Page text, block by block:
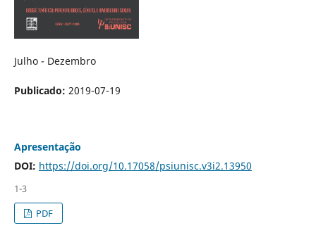
Julho - Dezembro
Publicado: 2019-07-19
Apresentação
DOI: https://doi.org/10.17058/psiunisc.v3i2.13950
1-3
PDF